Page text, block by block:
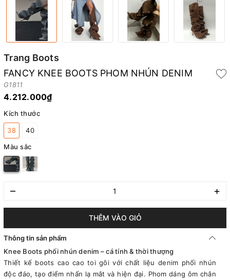
Trang Boots
FANCY KNEE BOOTS PHOM NHÚN DENIM
G1811
4.212.000₫
Kích thước
38
40
Màu sắc
– +
THÊM VÀO GIỎ
Thông tin sản phẩm
Knee Boots phối nhún denim – cá tính & thời thượng
Thiết kế boots cao cao toi gôi với chất liệu denim phối nhún
độc đáo, tạo điểm nhấn lạ mắt và hiện đại. Phom dáng ôm chân